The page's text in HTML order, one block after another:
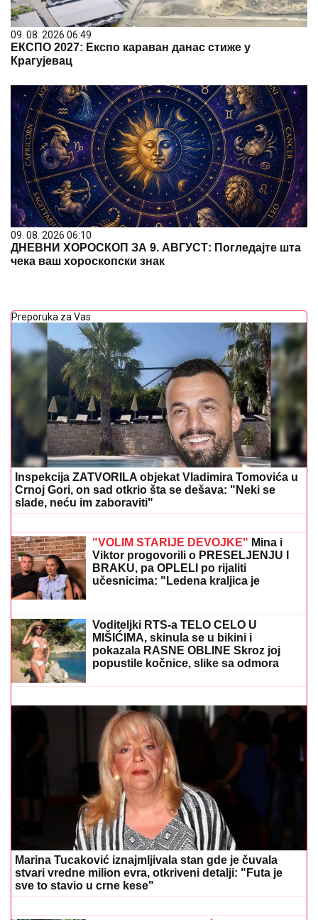
09. 08. 2026 06:49
ЕКСПО 2027: Експо караван данас стиже у
Крагујевац
09. 08. 2026 06:10
ДНЕВНИ ХОРОСКОП ЗА 9. АВГУСТ: Погледајте шта
чека ваш хороскопски знак
Preporuka za Vas
Inspekcija ZATVORILA objekat Vladimira Tomovića u
Crnoj Gori, on sad otkrio šta se dešava: "Neki se
slade, neću im zaboraviti"
MIRU"Pevačica umrla nakon borbe sa
leukemijom, imala transplantaciju
koštane srži, pa se stanje pogoršalo:
Emir Habibović se oprostio
BRAKU, pa OPLELI po rijaliti
učesnicima: "Ledena kraljica je
opelješila deda Daneta (VIDEO)
"ŽELIM BEBU"Jelena Gavrilović progovorila o
svadbi i renoviranju kuće: "Išla sam roditeljima da
kažem da odustajem"
Voditeljki RTS-a TELO CELO U
MIŠIĆIMA, skinula se u bikini i
pokazala RASNE OBLINE Skroz joj
popustile kočnice, slike sa odmora